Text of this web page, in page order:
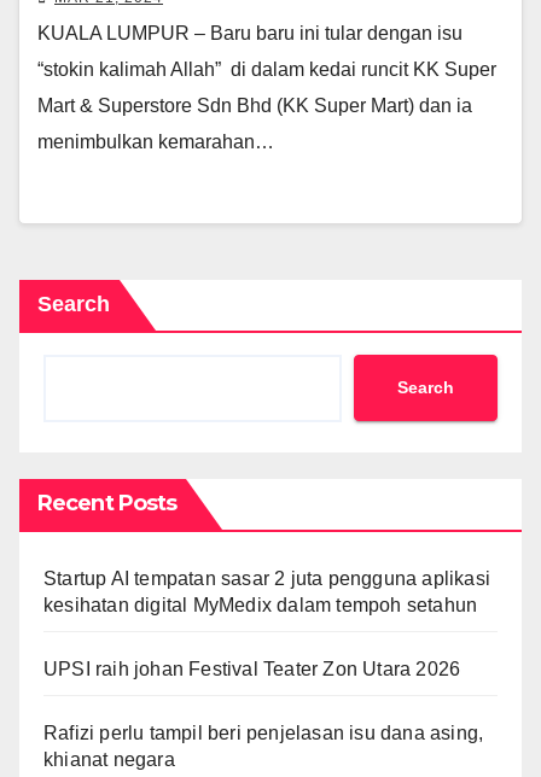
KUALA LUMPUR – Baru baru ini tular dengan isu
“stokin kalimah Allah” di dalam kedai runcit KK Super
Mart & Superstore Sdn Bhd (KK Super Mart) dan ia
menimbulkan kemarahan…
Search
Search
Recent Posts
Startup AI tempatan sasar 2 juta pengguna aplikasi
kesihatan digital MyMedix dalam tempoh setahun
UPSI raih johan Festival Teater Zon Utara 2026
Rafizi perlu tampil beri penjelasan isu dana asing,
khianat negara